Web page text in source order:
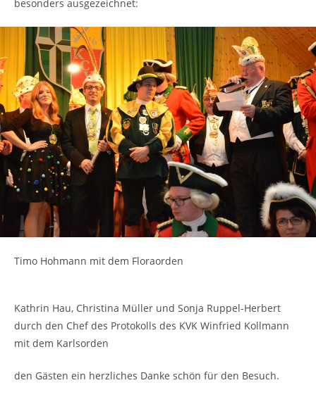
besonders ausgezeichnet:
Timo Hohmann mit dem Floraorden
Kathrin Hau, Christina Müller und Sonja Ruppel-Herbert
durch den Chef des Protokolls des KVK Winfried Kollmann
mit dem Karlsorden
den Gästen ein herzliches Danke schön für den Besuch.